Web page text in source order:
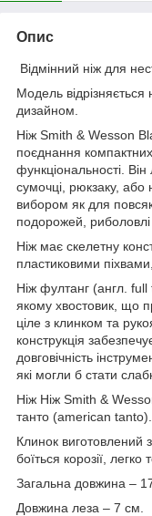
Опис
Відмінний ніж для
Модель
дизайном.
Ніж Smith & Wesson
поєднання компактних
функціональності. Він
сумочці, рюкзаку,
вибором як для
подорожей, риболовлі
Ніж має скелетну
пластиковими
Ніж фултанг (англ.
якому хвостовик, що
ціле з клинком та
конструкція
довговічність
які могли б стати
Ніж Ніж Smith &
танто (american tanto).
Клинок виготовлений
боїться корозії,
Загальна довжина –
Довжина леза – 7 см.